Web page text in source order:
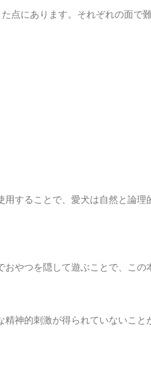
点にあります。それぞれの面で
することで、愛犬は自然と論
やつを隠して遊ぶことで、こ
神的刺激が得られていないこ